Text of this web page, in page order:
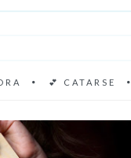
💕 CATARSE